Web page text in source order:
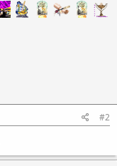
#2